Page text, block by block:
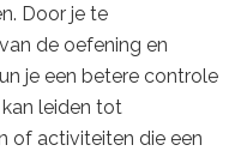
Door je te
de oefening en
je een betere controle
leiden tot
of activiteiten die een